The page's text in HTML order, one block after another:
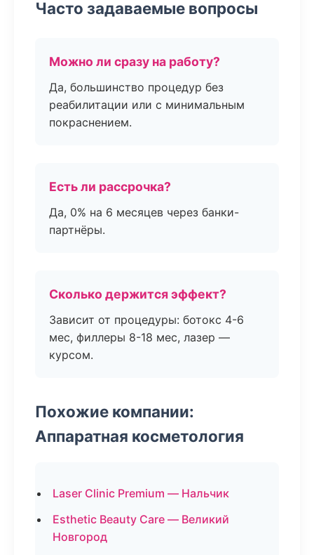
Часто задаваемые вопросы
Можно ли сразу на работу?
Да, большинство процедур без
реабилитации или с минимальным
покраснением.
Есть ли рассрочка?
Да, 0% на 6 месяцев через банки-
партнёры.
Сколько держится эффект?
Зависит от процедуры: ботокс 4-6
мес, филлеры 8-18 мес, лазер —
курсом.
Похожие компании:
Аппаратная косметология
Laser Clinic Premium — Нальчик
Esthetic Beauty Care — Великий
Новгород